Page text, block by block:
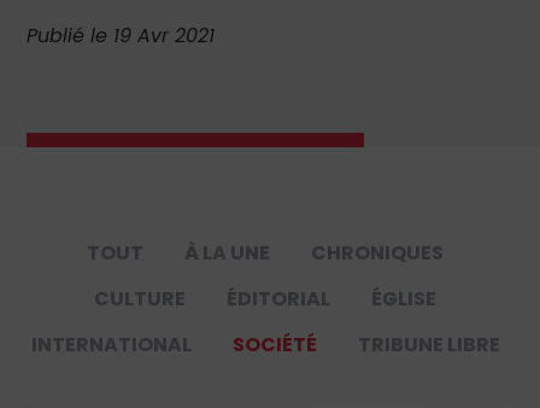
Publié le 19 Avr 2021
TOUT À LA UNE
CHRONIQUES
CULTURE
ÉDITORIAL
ÉGLISE
INTERNATIONAL
SOCIÉTÉ TRIBUNE LIBRE